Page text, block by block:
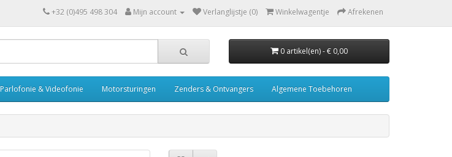
+32 (0)495 498 304 Mijn account Verlanglijstje (0) Winkelwagentje Afrekenen
0 artikel(en) - € 0,00
Parlofonie & Videofonie Motorsturingen Zenders & Ontvangers Algemene Toebehoren